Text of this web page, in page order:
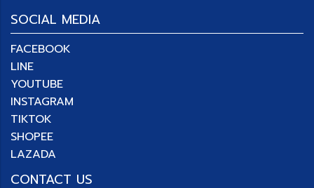
SOCIAL MEDIA
FACEBOOK
LINE
YOUTUBE
INSTAGRAM
TIKTOK
SHOPEE
LAZADA
CONTACT US